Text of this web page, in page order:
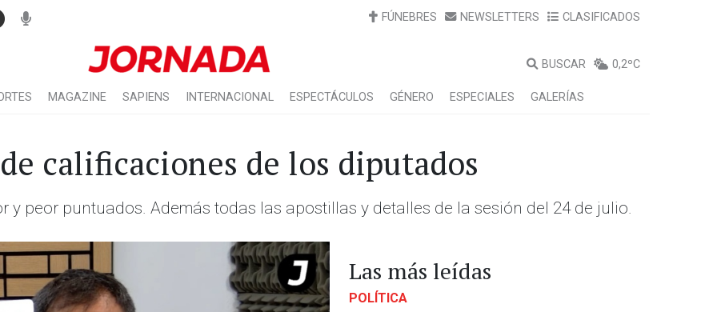
FÚNEBRES NEWSLETTERS CLASIFICADOS
BUSCAR 0,2ºC
MAGAZINE SAPIENS INTERNACIONAL ESPECTÁCULOS GÉNERO ESPECIALES GALERÍAS
calificaciones de los diputados
y peor puntuados. Además todas las apostillas y detalles de la sesión del 24 de julio.
Las más leídas
POLÍTICA